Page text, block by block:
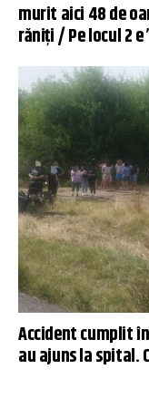
murit aici 48 de
răniţi / Pe locul 2 e
Accident cumplit
au ajuns la spital.